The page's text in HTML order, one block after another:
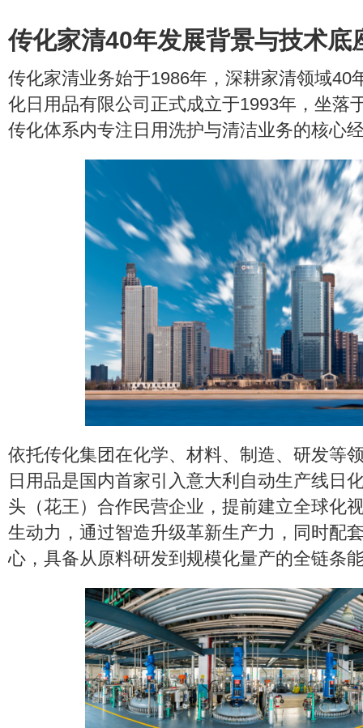
传化家清40年发展背景与技术底
传化家清业务始于1986年，深耕家清领域40
化日用品有限公司正式成立于1993年，坐落
传化体系内专注日用洗护与清洁业务的核心
依托传化集团在化学、材料、制造、研发等
日用品是国内首家引入意大利自动生产线日
头（花王）合作民营企业，提前建立全球化
生动力，通过智造升级革新生产力，同时配
心，具备从原料研发到规模化量产的全链条